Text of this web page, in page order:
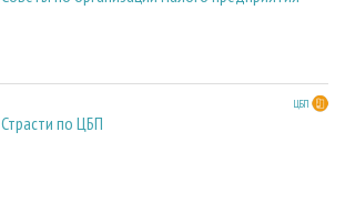
ЦБП
Страсти по ЦБП